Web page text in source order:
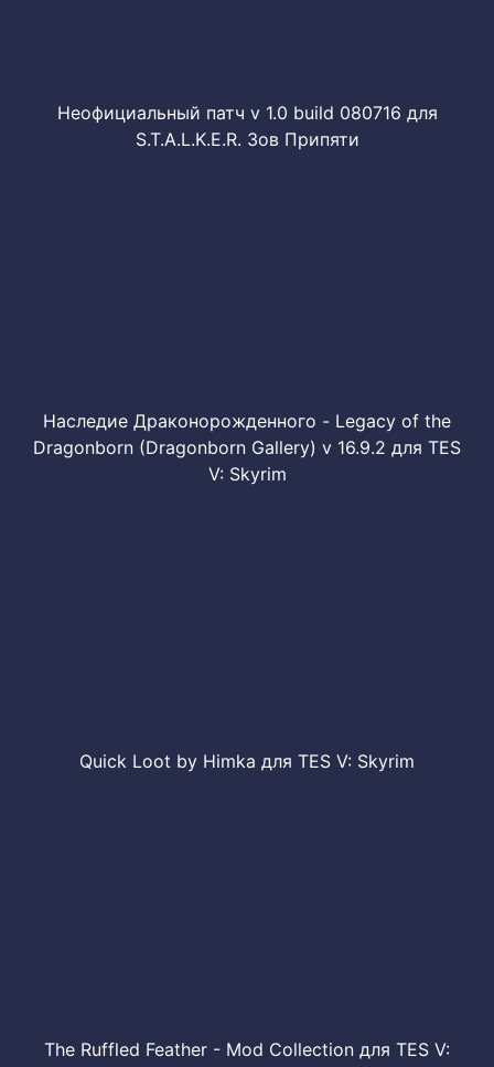
Неофициальный патч v 1.0 build 080716 для
S.T.A.L.K.E.R. Зов Припяти
Наследие Драконорожденного - Legacy of the
Dragonborn (Dragonborn Gallery) v 16.9.2 для TES
V: Skyrim
Quick Loot by Himka для TES V: Skyrim
The Ruffled Feather - Mod Collection для TES V: